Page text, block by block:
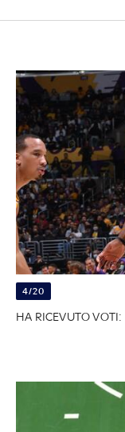
4/20
HA RICEVUTO VOTI: